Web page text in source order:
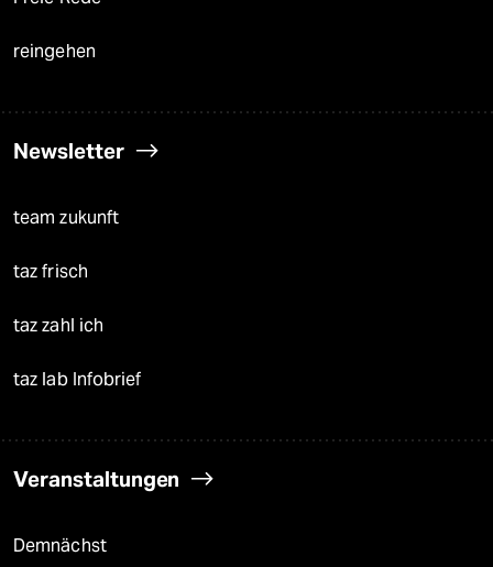
reingehen
Newsletter
team zukunft
taz frisch
taz zahl ich
taz lab Infobrief
Veranstaltungen
Demnächst